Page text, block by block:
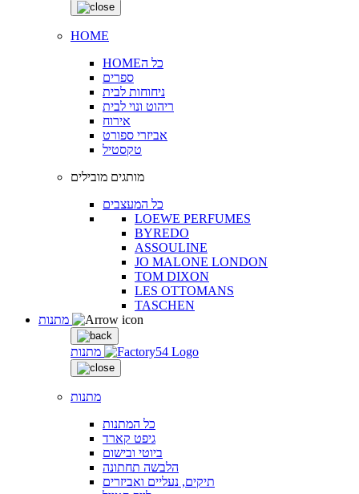
HOME
HOMEכל ה
ספרים
ניחוחות לבית
ריהוט ונוי לבית
אירוח
אביזרי ספורט
טקסטיל
מותגים מובילים
כל המעצבים
LOEWE PERFUMES
BYREDO
ASSOULINE
JO MALONE LONDON
TOM DIXON
LES OTTOMANS
TASCHEN
מתנות
מתנות
כל המתנות
גיפט קארד
ביוטי ובישום
הלבשה תחתונה
תיקים, נעליים ואביזרים